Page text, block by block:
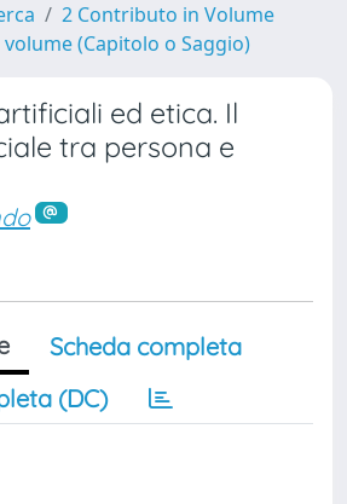
2 Contributo in Volume
(Capitolo o Saggio)
ed etica. Il
tra persona e
Scheda completa
(DC)